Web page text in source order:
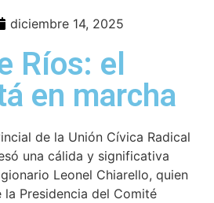
diciembre 14, 2025
Ríos: el
en marcha
de la Unión Cívica Radical
una cálida y significativa
Leonel Chiarello, quien
Presidencia del Comité